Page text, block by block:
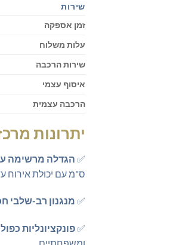
שירות
זמן אספקה
עלות משלוח
שירות הרכבה
איסוף עצמי
הרכבה עצמית
יתרונות
✅ הגדלה מרשימה עד 3 מטר
ס"מ עם יכולת אירוח עד 14
✅ מנגנון רב-שלבי
✅פונקציונליות